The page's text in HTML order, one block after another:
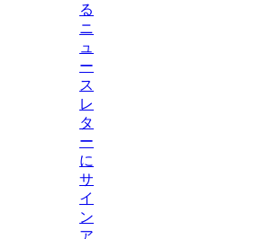
る
ニ
ュ
ー
ス
レ
タ
ー
に
サ
イ
ン
ア